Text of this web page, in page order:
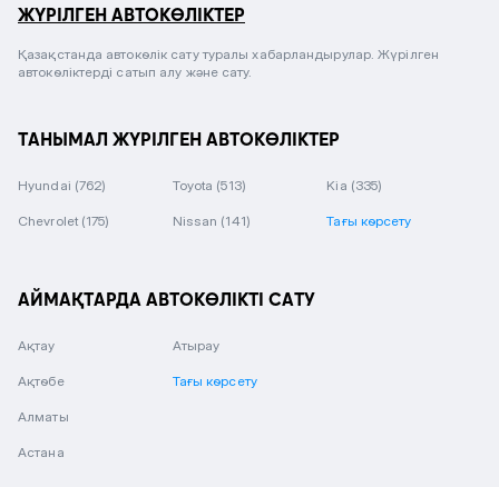
ЖҮРІЛГЕН АВТОКӨЛІКТЕР
Қазақстанда автокөлік сату туралы хабарландырулар. Жүрілген
автокөліктерді сатып алу және сату.
ТАНЫМАЛ ЖҮРІЛГЕН АВТОКӨЛІКТЕР
Hyundai (762) Toyota (513) Kia (335)
Chevrolet (175) Nissan (141) Тағы көрсету
АЙМАҚТАРДА АВТОКӨЛІКТІ САТУ
Ақтау
Ақтөбе
Алматы
Астана
Атырау
Тағы көрсету